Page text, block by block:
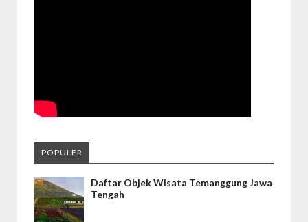
POPULER
Daftar Objek Wisata Temanggung Jawa
Tengah